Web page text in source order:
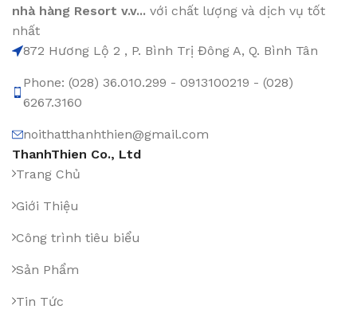
nhà hàng Resort v.v... với chất lượng và dịch vụ tốt
nhất
872 Hương Lộ 2 , P. Bình Trị Đông A, Q. Bình Tân
Phone: (028) 36.010.299 - 0913100219 - (028)
6267.3160
noithatthanhthien@gmail.com
ThanhThien Co., Ltd
Trang Chủ
Giới Thiệu
Công trình tiêu biểu
Sản Phẩm
Tin Tức